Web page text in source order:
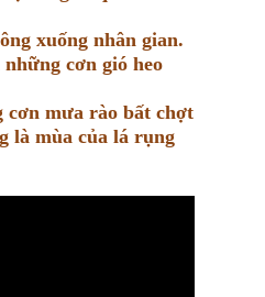
xuống nhân gian.
cơn gió heo
cơn mưa rào bất chợt
là mùa của lá rụng